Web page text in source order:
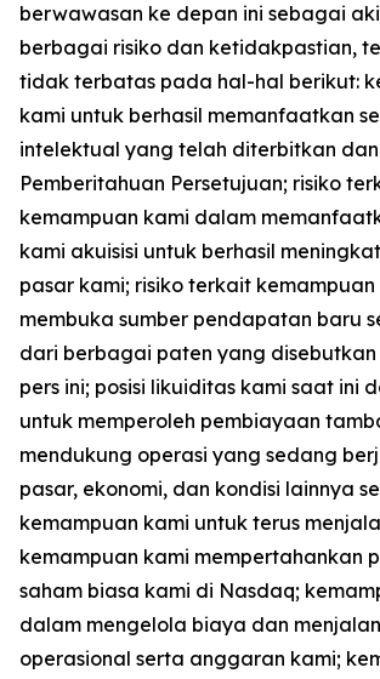
berwawasan ke depan ini sebagai
berbagai risiko dan ketidakpastian,
tidak terbatas pada hal-hal berikut:
kami untuk berhasil memanfaatkan
intelektual yang telah diterbitkan
Pemberitahuan Persetujuan; risiko
kemampuan kami dalam
kami akuisisi untuk berhasil
pasar kami; risiko terkait kemampuan
membuka sumber pendapatan baru
dari berbagai paten yang
pers ini; posisi likuiditas kami saat ini
untuk memperoleh pembiayaan
mendukung operasi yang sedang
pasar, ekonomi, dan kondisi lainnya
kemampuan kami untuk terus
kemampuan kami mempertahankan
saham biasa kami di Nasdaq;
dalam mengelola biaya dan
operasional serta anggaran kami;